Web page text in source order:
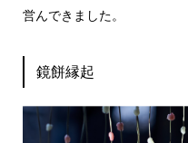
営んできました。
鏡餅縁起